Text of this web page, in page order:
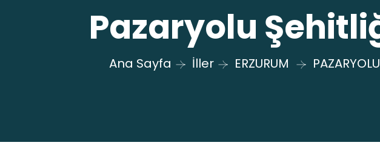
Pazaryolu
Ana Sayfa İller ERZURUM PAZARYOLU